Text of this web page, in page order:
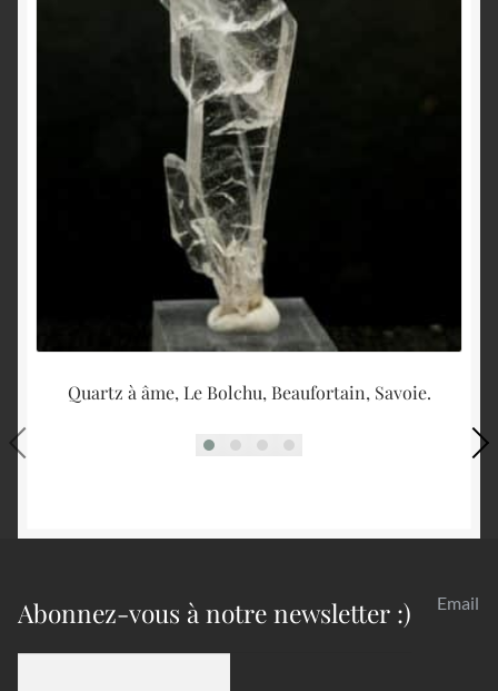
Quartz à âme, Le Bolchu, Beaufortain, Savoie.
Abonnez-vous à notre newsletter :) Email